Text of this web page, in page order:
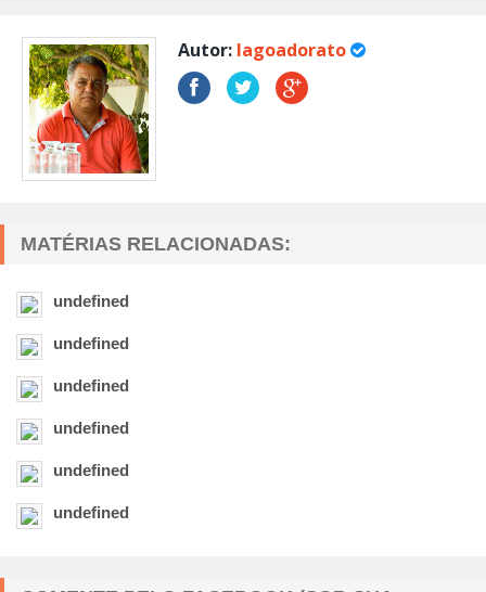
Autor: lagoadorato
MATÉRIAS RELACIONADAS:
undefined
undefined
undefined
undefined
undefined
undefined